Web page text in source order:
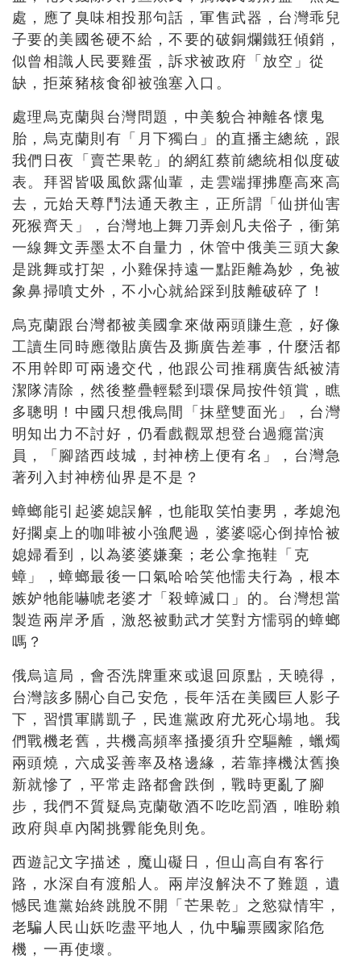
處，應了臭味相投那句話，軍售武器，台灣乖兒
子要的美國爸硬不給，不要的破銅爛鐵狂傾銷，
似曾相識人民要雞蛋，訴求被政府「放空」從
缺，拒萊豬核食卻被強塞入口。
處理烏克蘭與台灣問題，中美貌合神離各懷鬼
胎，烏克蘭則有「月下獨白」的直播主總統，跟
我們日夜「賣芒果乾」的網紅蔡前總統相似度破
表。拜習皆吸風飲露仙輩，走雲端揮拂塵高來高
去，元始天尊鬥法通天教主，正所謂「仙拼仙害
死猴齊天」，台灣地上舞刀弄劍凡夫俗子，衝第
一線舞文弄墨太不自量力，休管中俄美三頭大象
是跳舞或打架，小雞保持遠一點距離為妙，免被
象鼻掃噴丈外，不小心就給踩到肢離破碎了！
烏克蘭跟台灣都被美國拿來做兩頭賺生意，好像
工讀生同時應徵貼廣告及撕廣告差事，什麼活都
不用幹即可兩邊交代，他跟公司推稱廣告紙被清
潔隊清除，然後整疊輕鬆到環保局按件領賞，瞧
多聰明！中國只想俄烏間「抹壁雙面光」，台灣
明知出力不討好，仍看戲觀眾想登台過癮當演
員，「腳踏西歧城，封神榜上便有名」，台灣急
著列入封神榜仙界是不是？
蟑螂能引起婆媳誤解，也能取笑怕妻男，孝媳泡
好擱桌上的咖啡被小強爬過，婆婆噁心倒掉恰被
媳婦看到，以為婆婆嫌棄；老公拿拖鞋「克
蟑」，蟑螂最後一口氣哈哈笑他懦夫行為，根本
嫉妒牠能嚇唬老婆才「殺蟑滅口」的。台灣想當
製造兩岸矛盾，激怒被動武才笑對方懦弱的蟑螂
嗎？
俄烏這局，會否洗牌重來或退回原點，天曉得，
台灣該多關心自己安危，長年活在美國巨人影子
下，習慣軍購凱子，民進黨政府尤死心塌地。我
們戰機老舊，共機高頻率搔擾須升空驅離，蠟燭
兩頭燒，六成妥善率及格邊緣，若靠摔機汰舊換
新就慘了，平常走路都會跌倒，戰時更亂了腳
步，我們不質疑烏克蘭敬酒不吃吃罰酒，唯盼賴
政府與卓內閣挑釁能免則免。
西遊記文字描述，魔山礙日，但山高自有客行
路，水深自有渡船人。兩岸沒解決不了難題，遺
憾民進黨始終跳脫不開「芒果乾」之慾獄情牢，
老騙人民山妖吃盡平地人，仇中騙票國家陷危
機，一再使壞。